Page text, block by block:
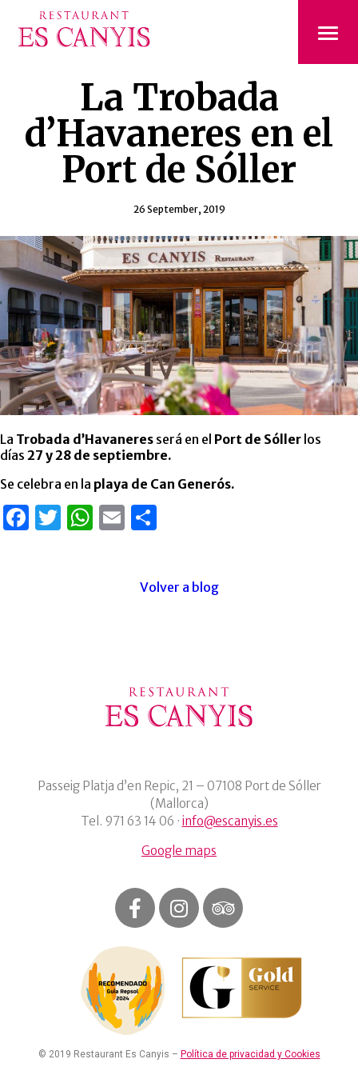
La Trobada
d’Havaneres en el
Port de Sóller
26 September, 2019
La Trobada d’Havaneres será en el Port de Sóller los
días 27 y 28 de septiembre.
Se celebra en la playa de Can Generós.
Facebook
Twitter
WhatsApp
Email
Volver a blog
Passeig Platja d’en Repic, 21 – 07108 Port de Sóller
(Mallorca)
Tel. 971 63 14 06 · info@escanyis.es
Google maps
© 2019 Restaurant Es Canyis – Política de privacidad y Cookies